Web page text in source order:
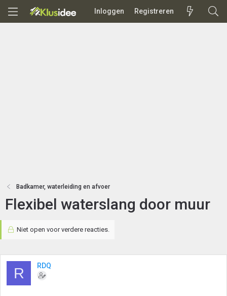
Inloggen Registreren
Badkamer, waterleiding en afvoer
Flexibel waterslang door muur
Niet open voor verdere reacties.
R RDQ